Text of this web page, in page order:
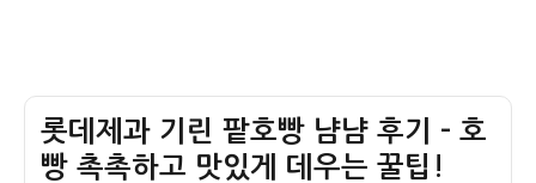
롯데제과 기린 팥호빵 냠냠 후기 – 호
빵 촉촉하고 맛있게 데우는 꿀팁!